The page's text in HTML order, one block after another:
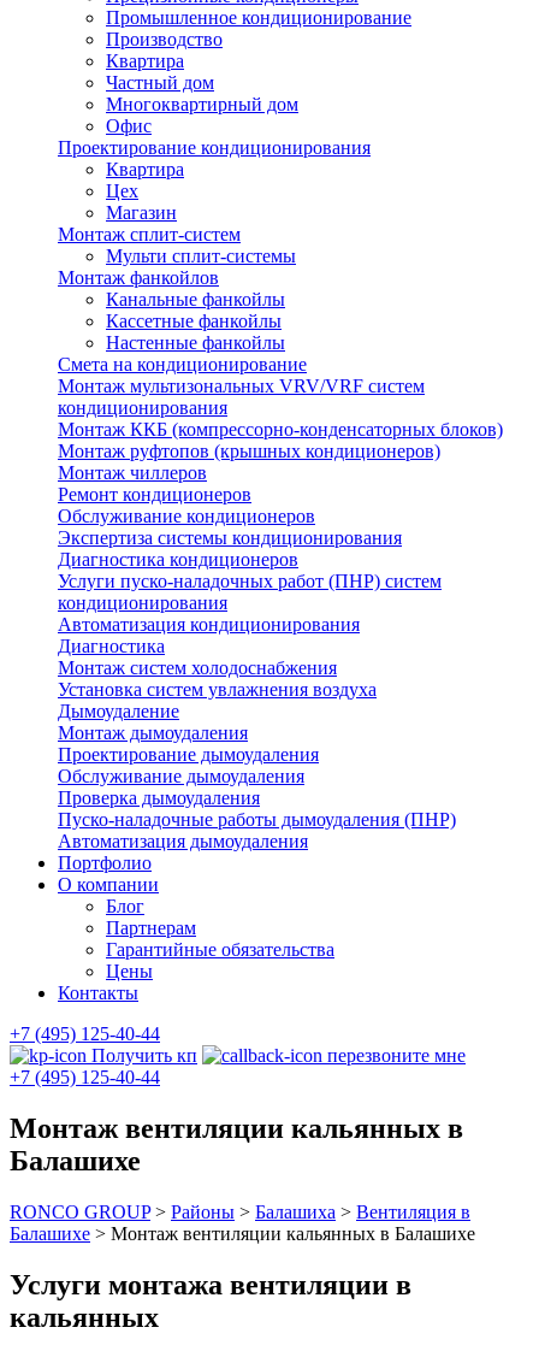
Промышленное кондиционирование
Производство
Квартира
Частный дом
Многоквартирный дом
Офис
Проектирование кондиционирования
Квартира
Цех
Магазин
Монтаж сплит-систем
Мульти сплит-системы
Монтаж фанкойлов
Канальные фанкойлы
Кассетные фанкойлы
Настенные фанкойлы
Смета на кондиционирование
Монтаж мультизональных VRV/VRF систем
кондиционирования
Монтаж ККБ (компрессорно-конденсаторных блоков)
Монтаж руфтопов (крышных кондиционеров)
Монтаж чиллеров
Ремонт кондиционеров
Обслуживание кондиционеров
Экспертиза системы кондиционирования
Диагностика кондиционеров
Услуги пуско-наладочных работ (ПНР) систем
кондиционирования
Автоматизация кондиционирования
Диагностика
Монтаж систем холодоснабжения
Установка систем увлажнения воздуха
Дымоудаление
Монтаж дымоудаления
Проектирование дымоудаления
Обслуживание дымоудаления
Проверка дымоудаления
Пуско-наладочные работы дымоудаления (ПНР)
Автоматизация дымоудаления
Портфолио
О компании
Блог
Партнерам
Гарантийные обязательства
Цены
Контакты
+7 (495) 125-40-44
Получить кп
перезвоните мне
+7 (495) 125-40-44
Монтаж вентиляции кальянных в
Балашихе
RONCO GROUP> Районы > Балашиха > Вентиляция в
Балашихе > Монтаж вентиляции кальянных в Балашихе
Услуги монтажа вентиляции в
кальянных